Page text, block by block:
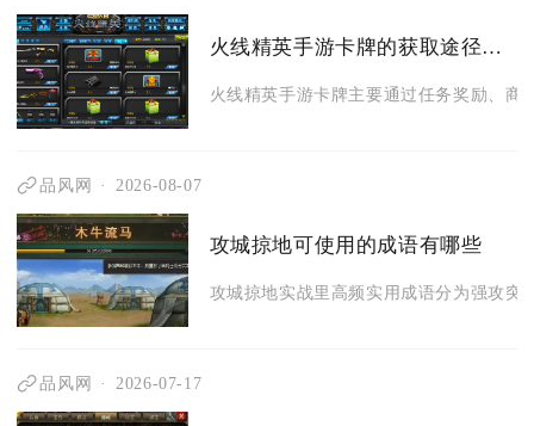
火线精英手游卡牌的获取途径有哪些
火线精英手游卡牌主要通过任务奖励、商
品风网 2026-08-07
攻城掠地可使用的成语有哪些
攻城掠地实战里高频实用成语分为强攻突
品风网 2026-07-17